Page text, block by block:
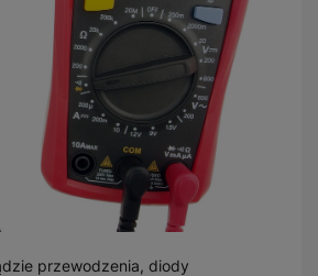
przewodzenia, diody